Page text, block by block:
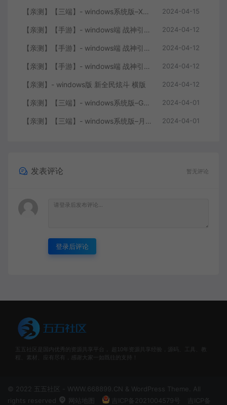
【亲测】【三端】- windows系统版–XO0129-服务端 双端 引擎相关资料 2024.4.15 整理无限制 只有引擎和客户端 无版本 2024-04-15
【亲测】【手游】- windows端 战神引擎 传奇手游 单职业 仙域劫 白猪3.0免费版 红包 生肖 时装 境界 龙魂 盾牌 法宝 安卓+苹果+教程+工具 安卓+苹果+教程+工具 2024-04-12
【亲测】【手游】- windows端 战神引擎 传奇手游 复古三职业 180 火龙大陆 白猪3.0免费版 赞助 转生 变身 修炼 神器 生肖 技能修炼 狂暴 积分 安卓+苹果+教程+工具 2024-04-12
【亲测】【手游】- windows端 战神引擎 传奇手游 三职业 180 再战风云六大路 任务 特戒 狂暴 自动回收 赞助 炫彩魂环 爵位 转生 安卓+苹果+教程+工具 2024-04-12
【亲测】- windows版 新全民炫斗 横版 2024-04-12
【亲测】【三端】- windows系统版–GOY三端引擎 团购版 复古底板 + 服务端+ 微端补丁+工具+教程 +引擎源码 2024-04-01
【亲测】【三端】- windows系统版–月城风云版本 山炮引擎 防XO服务端 客户端 版本+工具+微端+搭建说明 2024-04-01
发表评论 暂无评论
登录后评论
五五社区是国内优秀的资源共享平台， 超10年资源共享经验，源码、工具、教
程、素材、应有尽有，感谢大家一如既往的支持！
© 2022 五五社区 - WWW.668899.CN & WordPress Theme. All
rights reserved
网站地图 吉ICP备2021004579号 吉ICP备